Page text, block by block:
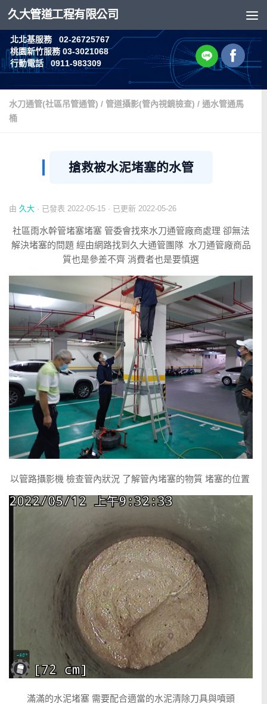
Skip to content
久大管道工程有限公司
北北基服務 02-26725767
桃園新竹服務 03-3021068
行動電話 0911-983309
水刀通管(社區吊管通管) / 管道攝影(管內視鏡檢查) / 通水管通馬
桶
搶救被水泥堵塞的水管
由 久大 · 已發表 2022-05-15 · 已更新 2022-05-26
社區雨水幹管堵塞堵塞 管委會找來水刀通管廠商處理 卻無法
解決堵塞的問題 經由網路找到久大通管團隊 水刀通管廠商品
質也是參差不齊 消費者也是要慎選
以管路攝影機 檢查管內狀況 了解管內堵塞的物質 堵塞的位置
滿滿的水泥堵塞 需要配合適當的水泥清除刀具與噴頭